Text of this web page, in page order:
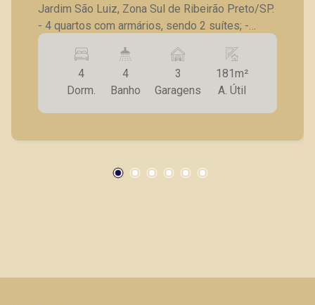
Jardim São Luiz, Zona Sul de Ribeirão Preto/SP.
- 4 quartos com armários, sendo 2 suítes; -
Banheiro social; - Lavabo; - Sala para 2
ambientes; - Sacada; - Cozinha planejada; -
Despensa; - Lavanderia; - Banheiro de serviço; -
3 vagas de garagem. Seja para vender, alugar ou
adquirir seu imóvel entre em contato com a
Preto.
4
Dorm.
4
Banho
3
Garagens
181m²
A. Útil